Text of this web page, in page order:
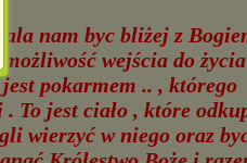
nam byc bliżej z
wejścia do życia
pokarmem .. , którego
To jest ciało , które
wierzyć w niego oraz